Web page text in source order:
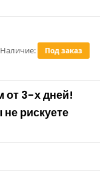
Наличие: Под заказ
от 3-х дней!
рискуете